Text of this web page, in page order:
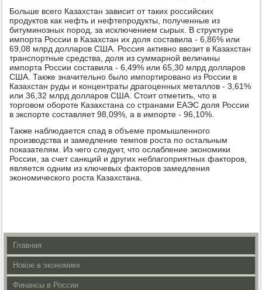
Больше всего Казахстан зависит от таких российских
продуктов как нефть и нефтепродукты, полученные из
битуминозных пород, за исключением сырых. В структуре
импорта России в Казахстан их доля составила - 6,86% или
69,08 млрд долларов США. Россия активно ввозит в Казахстан
транспортные средства, доля из суммарной величины
импорта России составила - 6,49% или 65,30 млрд долларов
США. Также значительно было импортировано из России в
Казахстан руды и концентраты драгоценных металлов - 3,61%
или 36,32 млрд долларов США. Стоит отметить, что в
торговом обороте Казахстана со странами ЕАЭС доля России
в экспорте составляет 98,09%, а в импорте - 96,10%.
Также наблюдается спад в объеме промышленного
производства и замедление темпов роста по остальным
показателям. Из чего следует, что ослабление экономики
России, за счет санкций и других неблагоприятных факторов,
является одним из ключевых факторов замедления
экономического роста Казахстана.
Главная
Новое в экономике
Финансы в России